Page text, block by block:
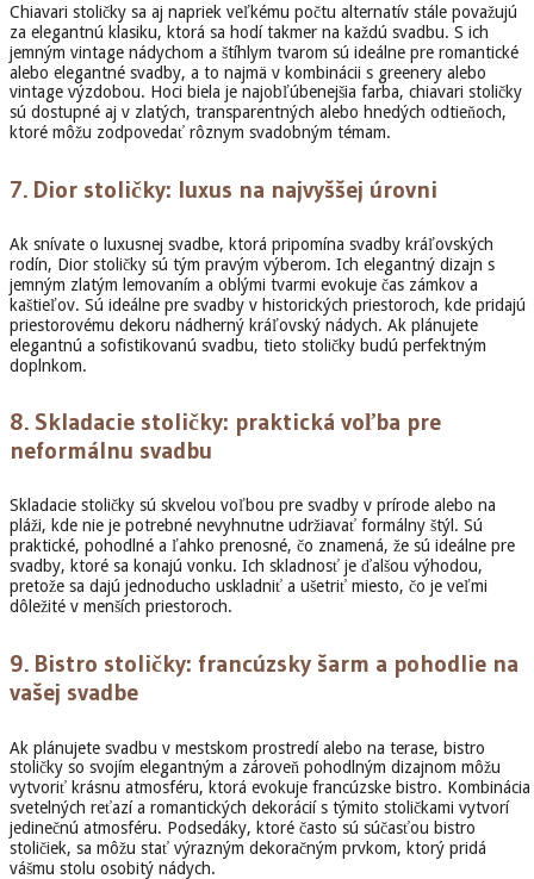
Chiavari stoličky sa aj napriek veľkému počtu alternatív stále považujú
za elegantnú klasiku, ktorá sa hodí takmer na každú svadbu. S ich
jemným vintage nádychom a štíhlym tvarom sú ideálne pre romantické
alebo elegantné svadby, a to najmä v kombinácii s greenery alebo
vintage výzdobou. Hoci biela je najobľúbenejšia farba, chiavari stoličky
sú dostupné aj v zlatých, transparentných alebo hnedých odtieňoch,
ktoré môžu zodpovedať rôznym svadobným témam.
7. Dior stoličky: luxus na najvyššej úrovni
Ak snívate o luxusnej svadbe, ktorá pripomína svadby kráľovských
rodín, Dior stoličky sú tým pravým výberom. Ich elegantný dizajn s
jemným zlatým lemovaním a oblými tvarmi evokuje čas zámkov a
kaštieľov. Sú ideálne pre svadby v historických priestoroch, kde pridajú
priestorovému dekoru nádherný kráľovský nádych. Ak plánujete
elegantnú a sofistikovanú svadbu, tieto stoličky budú perfektným
doplnkom.
8. Skladacie stoličky: praktická voľba pre
neformálnu svadbu
Skladacie stoličky sú skvelou voľbou pre svadby v prírode alebo na
pláži, kde nie je potrebné nevyhnutne udržiavať formálny štýl. Sú
praktické, pohodlné a ľahko prenosné, čo znamená, že sú ideálne pre
svadby, ktoré sa konajú vonku. Ich skladnosť je ďalšou výhodou,
pretože sa dajú jednoducho uskladniť a ušetriť miesto, čo je veľmi
dôležité v menších priestoroch.
9. Bistro stoličky: francúzsky šarm a pohodlie na
vašej svadbe
Ak plánujete svadbu v mestskom prostredí alebo na terase, bistro
stoličky so svojím elegantným a zároveň pohodlným dizajnom môžu
vytvoriť krásnu atmosféru, ktorá evokuje francúzske bistro. Kombinácia
svetelných reťazí a romantických dekorácií s týmito stoličkami vytvorí
jedinečnú atmosféru. Podsedáky, ktoré často sú súčasťou bistro
stoličiek, sa môžu stať výrazným dekoračným prvkom, ktorý pridá
vášmu stolu osobitý nádych.